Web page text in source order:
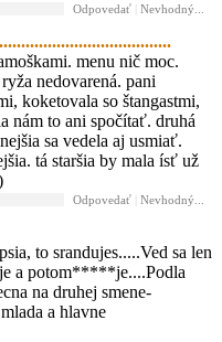
Odpovedať Nevhodný...
menu nič moc.
nedovarená. pani
koketovala so štangastmi,
nám to ani spočítať. druhá
sa vedela aj usmiať.
tá staršia by mala ísť už
Odpovedať Nevhodný...
to srandujes.....Ved sa len
a potom*****je....Podla
na druhej smene-
a hlavne